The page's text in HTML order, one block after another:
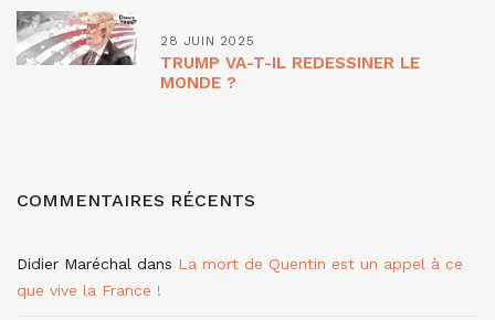
28 JUIN 2025
TRUMP VA-T-IL REDESSINER LE
MONDE ?
COMMENTAIRES RÉCENTS
Didier Maréchal dans La mort de Quentin est un appel à ce
que vive la France !